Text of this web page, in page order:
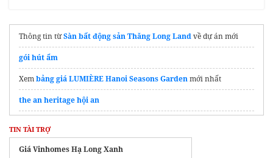
Thông tin từSàn bất động sản Thăng Long Landvề dự án mới
gói hút ẩm
Xembảng giá LUMIÈRE Hanoi Seasons Gardenmới nhất
the an heritage hội an
TIN TÀI TRỢ
Giá Vinhomes Hạ Long Xanh